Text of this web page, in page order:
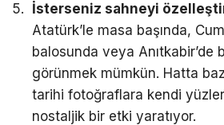
İsterseniz sahneyi
Atatürk’le masa başında,
balosunda veya Anıtkabir’de
görünmek mümkün. Hatta
tarihi fotoğraflara kendi
nostaljik bir etki yaratıyor.